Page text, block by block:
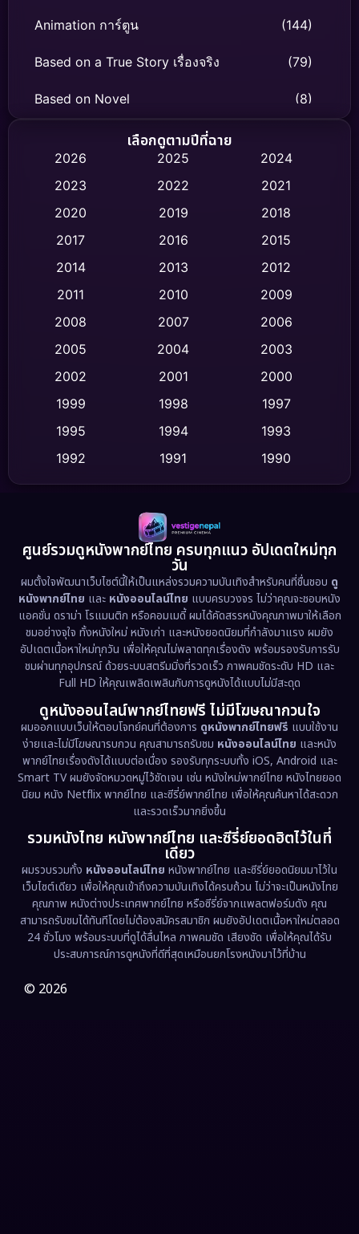
Animation การ์ตูน (144)
Based on a True Story เรื่องจริง (79)
Based on Novel (8)
Biography ชีวิตจริง
Classic หนังคลาสสิก (47)
Comedy ตลก (454)
Crime อาชญากรรม (532)
Cult Film
Dance เต้น (10)
Detective สืบสวน (62)
Disaster (13)
Disney+ (5)
Documentary สารคดี (94)
Drama ดราม่า (1,513)
Dystopian (17)
Emotional (61)
Epic มหากาพย์ (227)
Erotic (36)
Family ครอบครัว (375)
Fantasy จินตนาการ (338)
Fiction (9)
Film (57)
Gothic
เลือกดูตามปีที่ฉาย
2026 2025
2024
2023
2022
2021
2020
2019
2018
2017
2016
2015
2014
2013
2012
2011
2010
2009
2008
2007
2006
2005
2004
2003
2002
2001
2000
1999
1998
1997
1995
1994
1993
1992
1991
1990
1989
1988
1986
1983
1978
1974
1962
ศูนย์รวมดูหนังพากย์ไทย ครบทุกแนว อัปเดตใหม่ทุก
วัน
ผมตั้งใจพัฒนาเว็บไซต์นี้ให้เป็นแหล่งรวมความบันเทิงสำหรับคนที่ชื่นชอบ ดู
หนังพากย์ไทย และ หนังออนไลน์ไทย แบบครบวงจร ไม่ว่าคุณจะชอบหนัง
แอคชั่น ดราม่า โรแมนติก หรือคอมเมดี้ ผมได้คัดสรรหนังคุณภาพมาให้เลือก
ชมอย่างจุใจ ทั้งหนังใหม่ หนังเก่า และหนังยอดนิยมที่กำลังมาแรง ผมยัง
อัปเดตเนื้อหาใหม่ทุกวัน เพื่อให้คุณไม่พลาดทุกเรื่องดัง พร้อมรองรับการรับ
ชมผ่านทุกอุปกรณ์ ด้วยระบบสตรีมมิ่งที่รวดเร็ว ภาพคมชัดระดับ HD และ
Full HD ให้คุณเพลิดเพลินกับการดูหนังได้แบบไม่มีสะดุด
ดูหนังออนไลน์พากย์ไทยฟรี ไม่มีโฆษณากวนใจ
ผมออกแบบเว็บให้ตอบโจทย์คนที่ต้องการ ดูหนังพากย์ไทยฟรี แบบใช้งาน
ง่ายและไม่มีโฆษณารบกวน คุณสามารถรับชม หนังออนไลน์ไทย และหนัง
พากย์ไทยเรื่องดังได้แบบต่อเนื่อง รองรับทุกระบบทั้ง iOS, Android และ
Smart TV ผมยังจัดหมวดหมู่ไว้ชัดเจน เช่น หนังใหม่พากย์ไทย หนังไทยยอด
นิยม หนัง Netflix พากย์ไทย และซีรี่ย์พากย์ไทย เพื่อให้คุณค้นหาได้สะดวก
และรวดเร็วมากยิ่งขึ้น
รวมหนังไทย หนังพากย์ไทย และซีรี่ย์ยอดฮิตไว้ในที่
เดียว
ผมรวบรวมทั้ง หนังออนไลน์ไทย หนังพากย์ไทย และซีรี่ย์ยอดนิยมมาไว้ใน
เว็บไซต์เดียว เพื่อให้คุณเข้าถึงความบันเทิงได้ครบถ้วน ไม่ว่าจะเป็นหนังไทย
คุณภาพ หนังต่างประเทศพากย์ไทย หรือซีรี่ย์จากแพลตฟอร์มดัง คุณ
สามารถรับชมได้ทันทีโดยไม่ต้องสมัครสมาชิก ผมยังอัปเดตเนื้อหาใหม่ตลอด
24 ชั่วโมง พร้อมระบบที่ดูได้ลื่นไหล ภาพคมชัด เสียงชัด เพื่อให้คุณได้รับ
ประสบการณ์การดูหนังที่ดีที่สุดเหมือนยกโรงหนังมาไว้ที่บ้าน
© 2026